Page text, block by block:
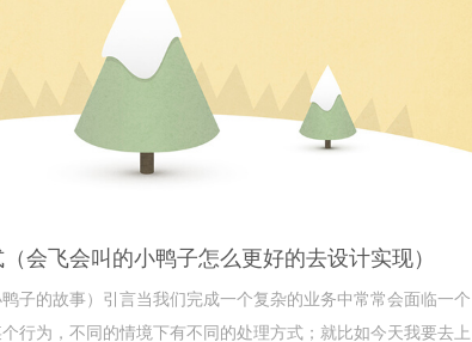
会飞会叫的小鸭子怎么更好的去设计实现）
子的故事）引言当我们完成一个复杂的业务中常常会面临一个
行为，不同的情境下有不同的处理方式；就比如今天我要去上